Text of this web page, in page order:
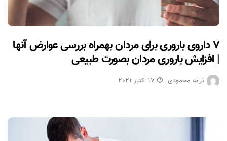
۷ داروی باروری برای مردان بهمراه بررسی عوارض آنها
| افزایش باروری مردان بصورت طبیعی
ترانه محمودی 17 اکتبر 2021